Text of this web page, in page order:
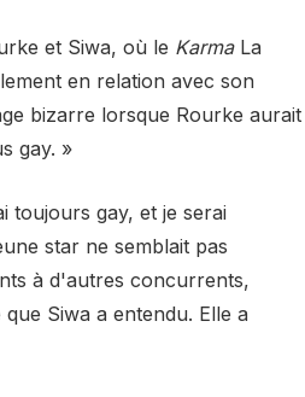
et Siwa, où le KarmaLa
en relation avec son
bizarre lorsque Rourke aurait
gay. »
toujours gay, et je serai
star ne semblait pas
à d'autres concurrents,
Siwa a entendu. Elle a